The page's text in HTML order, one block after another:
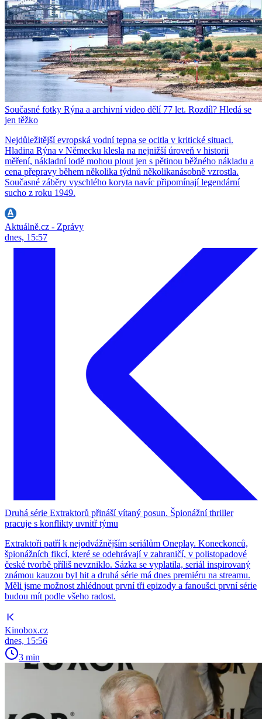
Současné fotky Rýna a archivní video dělí 77 let. Rozdíl? Hledá se
jen těžko
Nejdůležitější evropská vodní tepna se ocitla v kritické situaci.
Hladina Rýna v Německu klesla na nejnižší úroveň v historii
měření, nákladní lodě mohou plout jen s pětinou běžného nákladu a
cena přepravy během několika týdnů několikanásobně vzrostla.
Současné záběry vyschlého koryta navíc připomínají legendární
sucho z roku 1949.
Aktuálně.cz - Zprávy
dnes, 15:57
Druhá série Extraktorů přináší vítaný posun. Špionážní thriller
pracuje s konflikty uvnitř týmu
Extraktoři patří k nejodvážnějším seriálům Oneplay. Koneckonců,
špionážních fikcí, které se odehrávají v zahraničí, v polistopadové
české tvorbě příliš nevzniklo. Sázka se vyplatila, seriál inspirovaný
známou kauzou byl hit a druhá série má dnes premiéru na streamu.
Měli jsme možnost zhlédnout první tři epizody a fanoušci první série
budou mít podle všeho radost.
Kinobox.cz
dnes, 15:56
3 min